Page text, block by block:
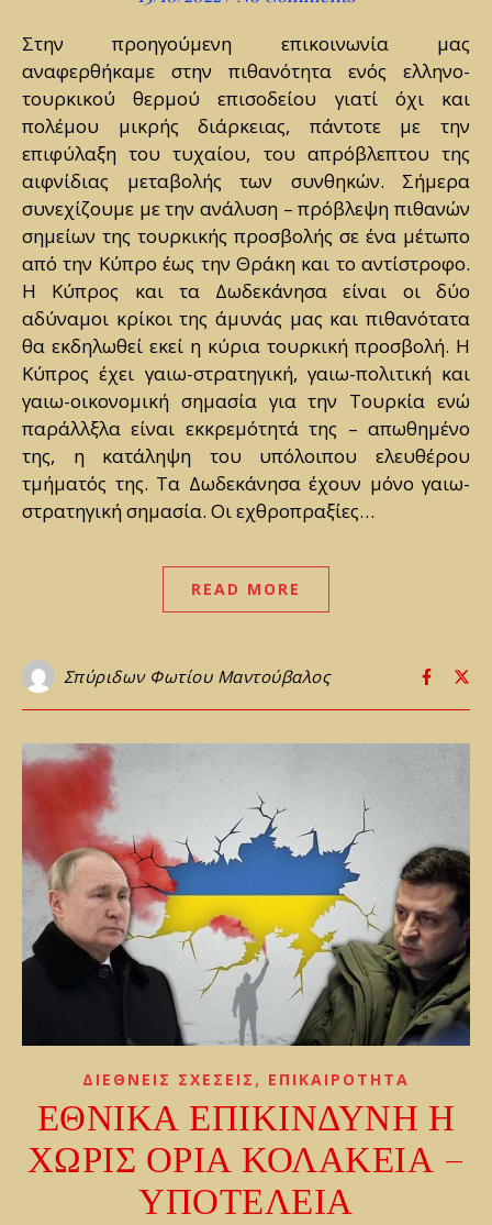
Στην προηγούμενη επικοινωνία μας
αναφερθήκαμε στην πιθανότητα ενός ελληνο-
τουρκικού θερμού επισοδείου γιατί όχι και
πολέμου μικρής διάρκειας, πάντοτε με την
επιφύλαξη του τυχαίου, του απρόβλεπτου της
αιφνίδιας μεταβολής των συνθηκών. Σήμερα
συνεχίζουμε με την ανάλυση – πρόβλεψη πιθανών
σημείων της τουρκικής προσβολής σε ένα μέτωπο
από την Κύπρο έως την Θράκη και το αντίστροφο.
Η Κύπρος και τα Δωδεκάνησα είναι οι δύο
αδύναμοι κρίκοι της άμυνάς μας και πιθανότατα
θα εκδηλωθεί εκεί η κύρια τουρκική προσβολή. Η
Κύπρος έχει γαιω-στρατηγική, γαιω-πολιτική και
γαιω-οικονομική σημασία για την Τουρκία ενώ
παράλλξλα είναι εκκρεμότητά της – απωθημένο
της, η κατάληψη του υπόλοιπου ελευθέρου
τμήματός της. Τα Δωδεκάνησα έχουν μόνο γαιω-
στρατηγική σημασία. Οι εχθροπραξίες…
READ MORE
Σπύριδων Φωτίου Μαντούβαλος
ΔΙΕΘΝΕΙΣ ΣΧΕΣΕΙΣ , ΕΠΙΚΑΙΡΟΤΗΤΑ
ΕΘΝΙΚΑ ΕΠΙΚΙΝΔΥΝΗ Η
ΧΩΡΙΣ ΟΡΙΑ ΚΟΛΑΚΕΙΑ –
ΥΠΟΤΕΛΕΙΑ